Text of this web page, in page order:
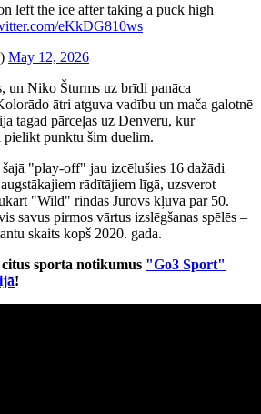
left the ice after taking a puck high
eKkDG810ws
May 12, 2026
un Niko Šturms uz brīdi panāca
ātri atguva vadību un mača galotnē
tagad pārceļas uz Denveru, kur
pielikt punktu šim duelim.
"play-off" jau izcēlušies 16 dažādi
rādītājiem līgā, uzsverot
"Wild" rindās Jurovs kļuva par 50.
savus pirmos vārtus izslēgšanas spēlēs –
skaits kopš 2020. gada.
sporta notikumus "Go3 Sport"
!